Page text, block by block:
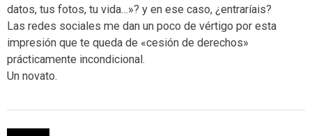
datos, tus fotos, tu vida…»? y en ese caso, ¿entraríais?
Las redes sociales me dan un poco de vértigo por esta
impresión que te queda de «cesión de derechos»
prácticamente incondicional.
Un novato.